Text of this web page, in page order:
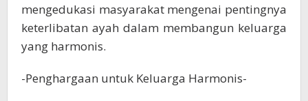
mengedukasi masyarakat mengenai pentingnya
keterlibatan ayah dalam membangun keluarga
yang harmonis.
-Penghargaan untuk Keluarga Harmonis-